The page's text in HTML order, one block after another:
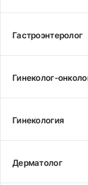
Гастроэнтеролог
Гинеколог-
Гинекология
Дерматолог